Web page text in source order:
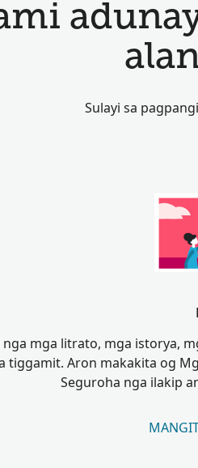
Sulayi sa
nga mga litrato, mga istorya,
tiggamit. Aron makakita og
Seguroha nga ilakip